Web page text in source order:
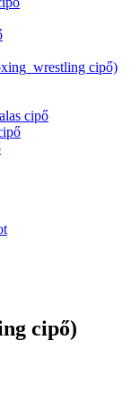
cipő)
cipő
cipő)